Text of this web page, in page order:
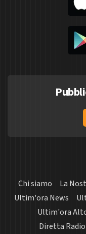
Chi siamo La
Ultim'ora News
Ultim'ora
Diretta Radio